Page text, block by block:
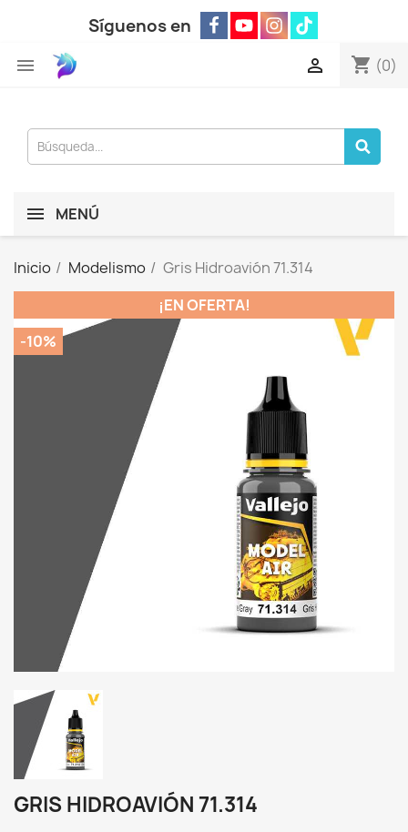
Síguenos en
 shopping_cart (0)

MENÚ
Inicio Modelismo
Gris Hidroavión 71.314
¡EN OFERTA!
-10%
GRIS HIDROAVIÓN 71.314